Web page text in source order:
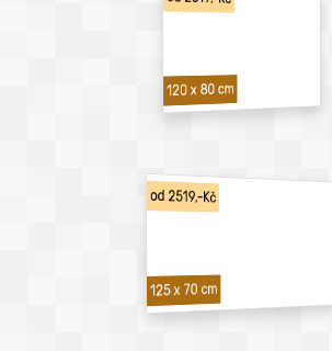
120 x 80 cm
od 2519,-Kč
125 x 70 cm